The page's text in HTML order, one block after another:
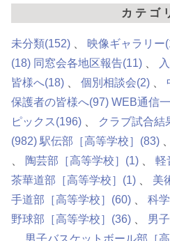
カテゴ
未分類(152) 映像ギャラリー
(18) 同窓会各地区報告(11)
皆様へ(18) 個別相談会(2)
保護者の皆様へ(97) WEB通信
ピックス (196) クラブ試合結
(982) 駅伝部［高等学校］ (83)
陶芸部［高等学校］ (1) 軽
茶華道部［高等学校］ (1) 美
手道部［高等学校］ (60) 科
野球部［高等学校］ (36) 男
男子バスケットボール部［高